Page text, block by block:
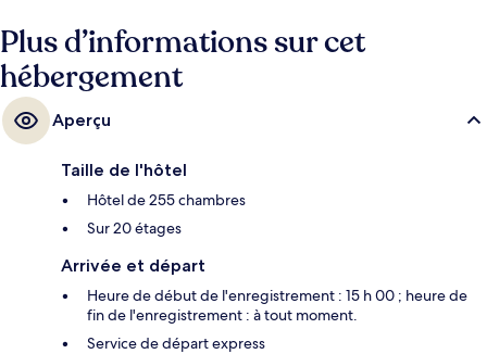
autres voyageurs.
Plus d’informations sur cet
hébergement
Aperçu
Taille de l'hôtel
Hôtel de 255 chambres
Sur 20 étages
Arrivée et départ
Heure de début de l'enregistrement : 15 h 00 ; heure de
fin de l'enregistrement : à tout moment.
Service de départ express